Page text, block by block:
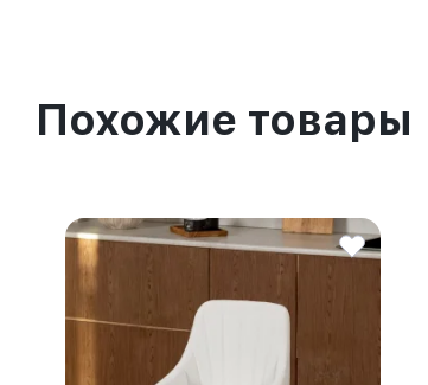
Похожие товары